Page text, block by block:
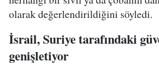
olarak değerlendirildiğini söyledi.
İsrail, Suriye tarafındaki
genişletiyor